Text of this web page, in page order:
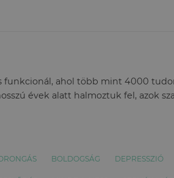
funkcionál, ahol több mint 4000
évek alatt halmoztuk fel, azok
BOLDOGSÁG DEPRESSZIÓ